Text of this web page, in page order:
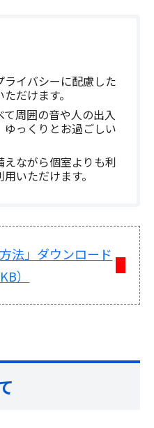
イバシーに配慮した
だけます。
周囲の音や人の出入
ゆっくりとお過ごしい
ながら個室よりも利
いただけます。
法」ダウンロード
）